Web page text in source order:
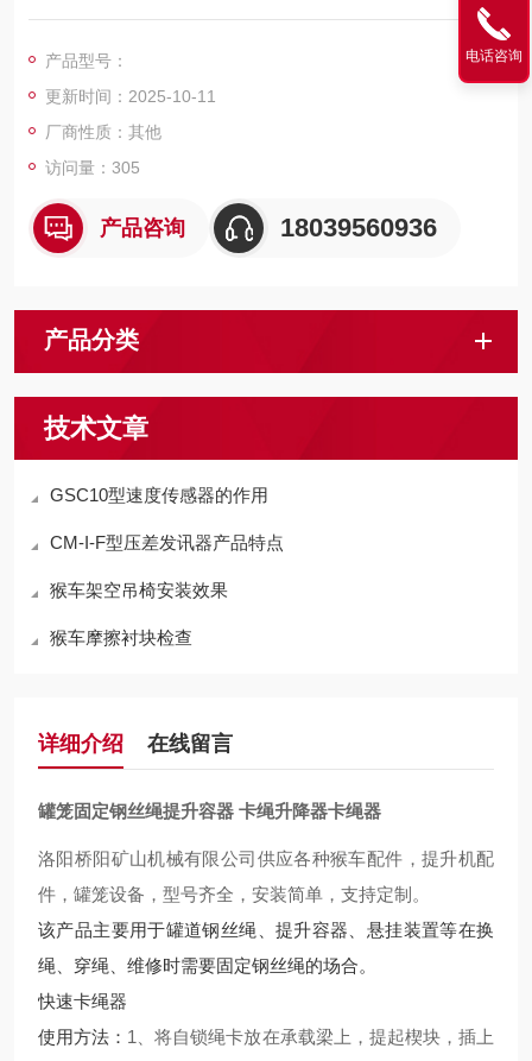
置等在换绳、穿绳维修时需要固定钢丝绳的场合.
产品型号：
更新时间：2025-10-11
厂商性质：其他
访问量：305
产品咨询 18039560936
产品分类
技术文章
GSC10型速度传感器的作用
CM-I-F型压差发讯器产品特点
猴车架空吊椅安装效果
猴车摩擦衬块检查
详细介绍 在线留言
罐笼固定钢丝绳提升容器 卡绳升降器卡绳器
洛阳桥阳矿山机械有限公司供应各种猴车配件，提升机配
件，罐笼设备，型号齐全，安装简单，支持定制。
该产品主要用于罐道钢丝绳、提升容器、悬挂装置等在换
绳、穿绳、维修时需要固定钢丝绳的场合。
快速卡绳器
使用方法： 1、将自锁绳卡放在承载梁上，提起楔块，插上
电话咨询